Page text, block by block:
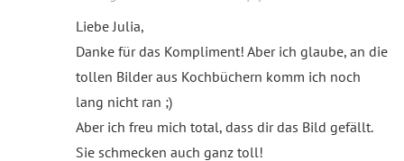
Liebe Julia,
Danke für das Kompliment! Aber ich glaube, an die
tollen Bilder aus Kochbüchern komm ich noch
lang nicht ran ;)
Aber ich freu mich total, dass dir das Bild gefällt.
Sie schmecken auch ganz toll!